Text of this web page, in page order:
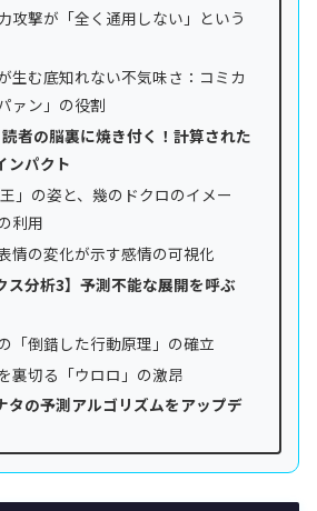
攻撃が「全く通用しない」という
生む底知れない不気味さ：コミカ
ァン」の役割
読者の脳裏に焼き付く！計算された
ンパクト
」の姿と、幾のドクロのイメー
利用
情の変化が示す感情の可視化
ス分析3】予測不能な展開を呼ぶ
「倒錯した行動原理」の確立
裏切る「ウロロ」の激昂
タの予測アルゴリズムをアップデ